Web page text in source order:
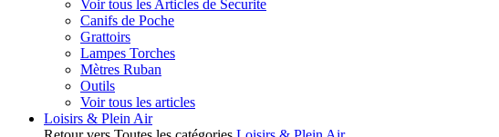
Voir tous les Articles de Securite
Canifs de Poche
Grattoirs
Lampes Torches
Mètres Ruban
Outils
Voir tous les articles
Loisirs & Plein Air